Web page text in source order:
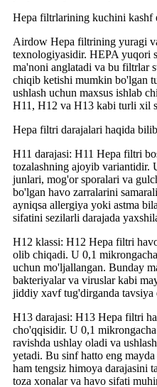
Hepa filtrlarining kuchini kashf
Airdow Hepa filtrining yuragi
texnologiyasidir. HEPA yuqori
ma'noni anglatadi va bu filtrlar
chiqib ketishi mumkin bo'lgan
ushlash uchun maxsus ishlab
H11, H12 va H13 kabi turli xil
Hepa filtri darajalari haqida
H11 darajasi: H11 Hepa filtri
tozalashning ajoyib variantidir.
junlari, mog'or sporalari va
bo'lgan havo zarralarini
ayniqsa allergiya yoki astma
sifatini sezilarli darajada
H12 klassi: H12 Hepa filtri
olib chiqadi. U 0,1
uchun mo'ljallangan. Bunday
bakteriyalar va viruslar kabi
jiddiy xavf tug'dirganda tavsiya
H13 darajasi: H13 Hepa filtri
cho'qqisidir. U 0,1
ravishda ushlay oladi va
yetadi. Bu sinf hatto eng
ham tengsiz himoya darajasini
toza xonalar va havo sifati